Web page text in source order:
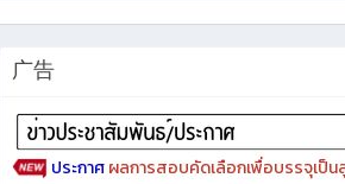
广告
ประกาศผลการสอบคัดเลือกเพื่อบรรจุเป็น